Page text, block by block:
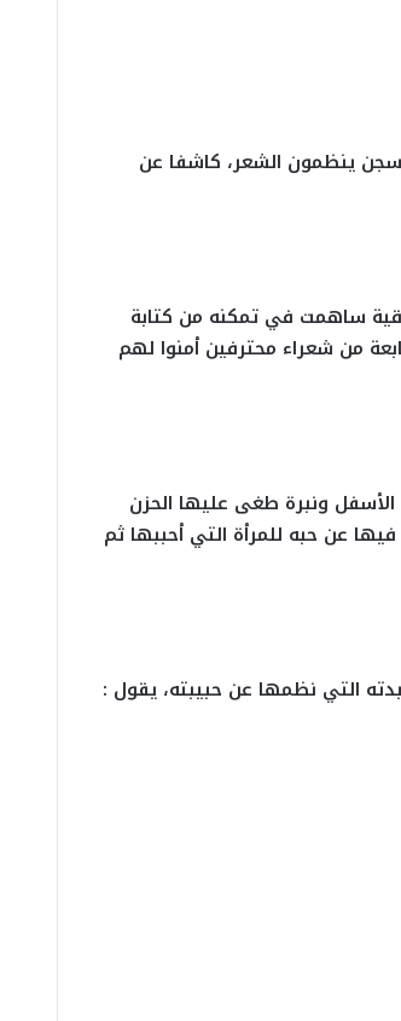
ينظمون الشعر، كاشفا عن
في سجن المرناقية ساهمت في تمكنه من كتابة
من شعراء محترفين أمنوا لهم
ونبرة طغى عليها الحزن
تضم 630 بيتا مقفى، تحدث فيها عن حبه للمرأة التي أحببها ثم
التي نظمها عن حبيبته، يقول :